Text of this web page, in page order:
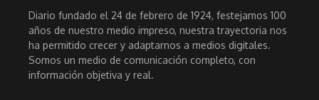
Diario fundado el 24 de febrero de 1924, festejamos 100
años de nuestro medio impreso, nuestra trayectoria nos
ha permitido crecer y adaptarnos a medios digitales.
Somos un medio de comunicación completo, con
información objetiva y real.